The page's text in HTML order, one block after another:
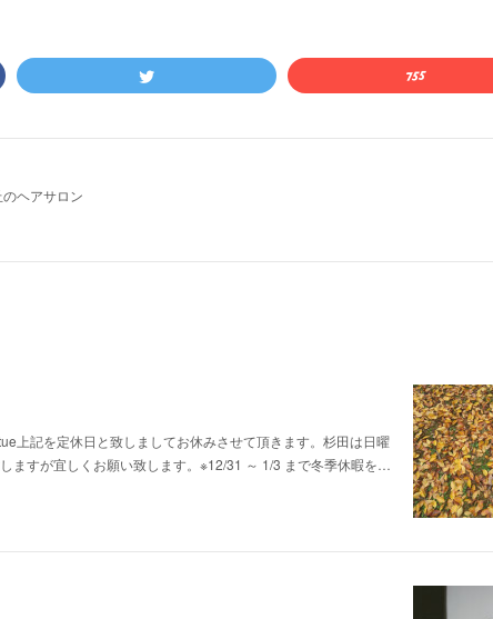
ヘアサロン
上記を定休日と致しましてお休みさせて頂きます。杉田は日曜
ますが宜しくお願い致します。※12/31 ～ 1/3 まで冬季休暇を…